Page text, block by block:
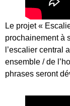
Le projet «
prochainement à
l’escalier central
ensemble / de
phrases seront